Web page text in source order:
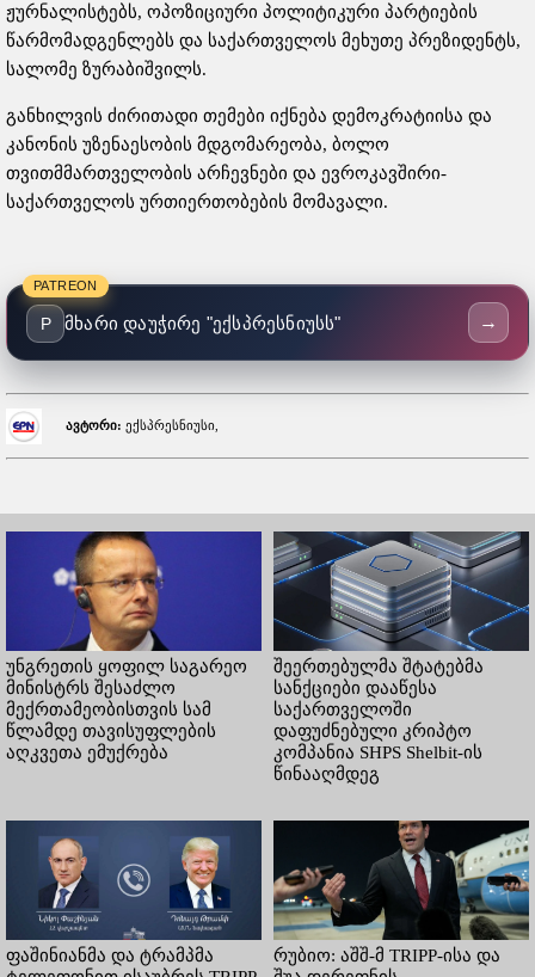
ჟურნალისტებს, ოპოზიციური პოლიტიკური პარტიების
წარმომადგენლებს და საქართველოს მეხუთე პრეზიდენტს,
სალომე ზურაბიშვილს.
განხილვის ძირითადი თემები იქნება დემოკრატიისა და
კანონის უზენაესობის მდგომარეობა, ბოლო
თვითმმართველობის არჩევნები და ევროკავშირი-
საქართველოს ურთიერთობების მომავალი.
PATREON
P მხარი დაუჭირე "ექსპრესნიუსს" →
ავტორი: ექსპრესნიუსი,
უნგრეთის ყოფილ საგარეო
მინისტრს შესაძლო
მექრთამეობისთვის სამ
წლამდე თავისუფლების
აღკვეთა ემუქრება
შეერთებულმა შტატებმა
სანქციები დააწესა
საქართველოში
დაფუძნებული კრიპტო
კომპანია SHPS Shelbit-ის
წინააღმდეგ
ფაშინიანმა და ტრამპმა
რუბიო: აშშ-მ TRIPP-ისა და